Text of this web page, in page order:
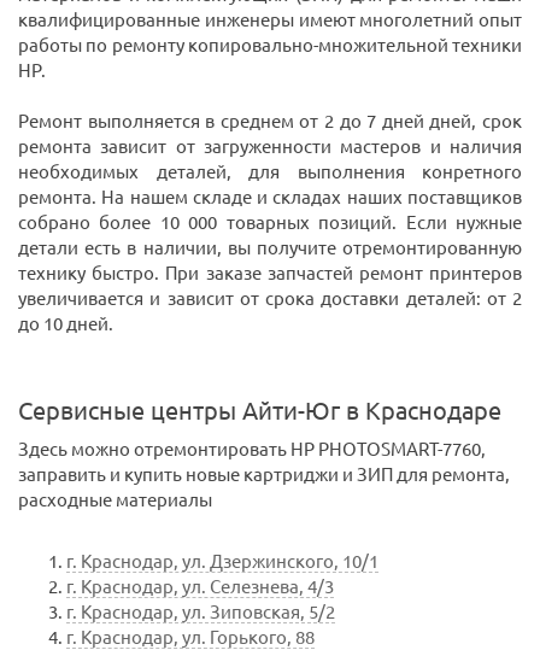
квалифицированные инженеры имеют многолетний опыт
работы по ремонту копировально-множительной техники
HP.
Ремонт выполняется в среднем от 2 до 7 дней дней, срок
ремонта зависит от загруженности мастеров и наличия
необходимых деталей, для выполнения конретного
ремонта. На нашем складе и складах наших поставщиков
собрано более 10 000 товарных позиций. Если нужные
детали есть в наличии, вы получите отремонтированную
технику быстро. При заказе запчастей ремонт принтеров
увеличивается и зависит от срока доставки деталей: от 2
до 10 дней.
Сервисные центры Айти-Юг в Краснодаре
Здесь можно отремонтировать HP PHOTOSMART-7760,
заправить и купить новые картриджи и ЗИП для ремонта,
расходные материалы
г. Краснодар, ул. Дзержинского, 10/1
г. Краснодар, ул. Селезнева, 4/3
г. Краснодар, ул. Зиповская, 5/2
г. Краснодар, ул. Горького, 88